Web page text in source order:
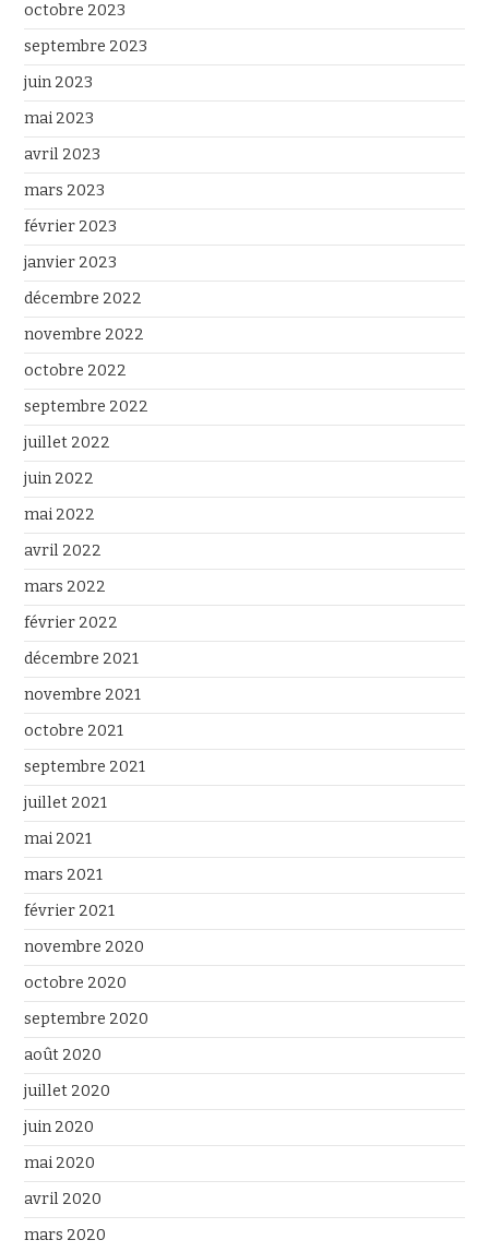
octobre 2023
septembre 2023
juin 2023
mai 2023
avril 2023
mars 2023
février 2023
janvier 2023
décembre 2022
novembre 2022
octobre 2022
septembre 2022
juillet 2022
juin 2022
mai 2022
avril 2022
mars 2022
février 2022
décembre 2021
novembre 2021
octobre 2021
septembre 2021
juillet 2021
mai 2021
mars 2021
février 2021
novembre 2020
octobre 2020
septembre 2020
août 2020
juillet 2020
juin 2020
mai 2020
avril 2020
mars 2020